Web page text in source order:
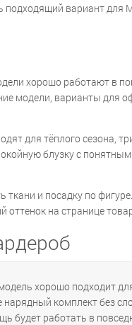
подходящий вариант для
хорошо работают в
модели, варианты для
для тёплого сезона,
блузку с понятным
ткани и посадку по
на странице
хорошо подходит
нарядный комплект без
будет работать в